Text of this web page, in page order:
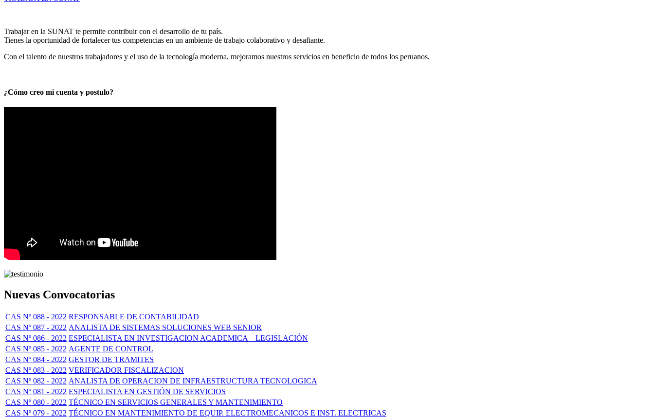
Trabajar en la SUNAT te permite contribuir con el desarrollo de tu país.
Tienes la oportunidad de fortalecer tus competencias en un ambiente de trabajo colaborativo y desafiante.
Con el talento de nuestros trabajadores y el uso de la tecnología moderna, mejoramos nuestros servicios en beneficio de todos los peruanos.
¿Cómo creo mi cuenta y postulo?
Nuevas Convocatorias
CAS Nº 088 - 2022 RESPONSABLE DE CONTABILIDAD
CAS Nº 087 - 2022 ANALISTA DE SISTEMAS SOLUCIONES WEB SENIOR
CAS Nº 086 - 2022 ESPECIALISTA EN INVESTIGACION ACADEMICA – LEGISLACIÓN
CAS Nº 085 - 2022 AGENTE DE CONTROL
CAS Nº 084 - 2022 GESTOR DE TRAMITES
CAS Nº 083 - 2022 VERIFICADOR FISCALIZACION
CAS Nº 082 - 2022 ANALISTA DE OPERACION DE INFRAESTRUCTURA TECNOLOGICA
CAS Nº 081 - 2022 ESPECIALISTA EN GESTIÓN DE SERVICIOS
CAS Nº 080 - 2022 TÉCNICO EN SERVICIOS GENERALES Y MANTENIMIENTO
CAS Nº 079 - 2022 TÉCNICO EN MANTENIMIENTO DE EQUIP. ELECTROMECANICOS E INST. ELECTRICAS